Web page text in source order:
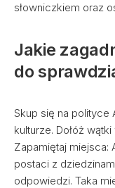
słowniczkiem oraz
Jakie
do
Skup się na polityce
kulturze. Dołóż
Zapamiętaj miejsca:
postaci z
odpowiedzi. Taka